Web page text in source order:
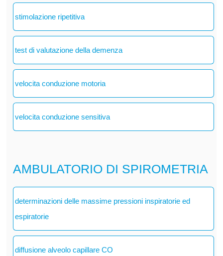
stimolazione ripetitiva
test di valutazione della demenza
velocita conduzione motoria
velocita conduzione sensitiva
AMBULATORIO DI SPIROMETRIA
determinazioni delle massime pressioni inspiratorie ed
espiratorie
diffusione alveolo capillare CO